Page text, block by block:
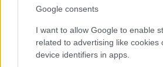
Google consents
I want to allow Google to enable
related to advertising like cookies
device identifiers in apps.
FORMA-1
Schumacher
nem